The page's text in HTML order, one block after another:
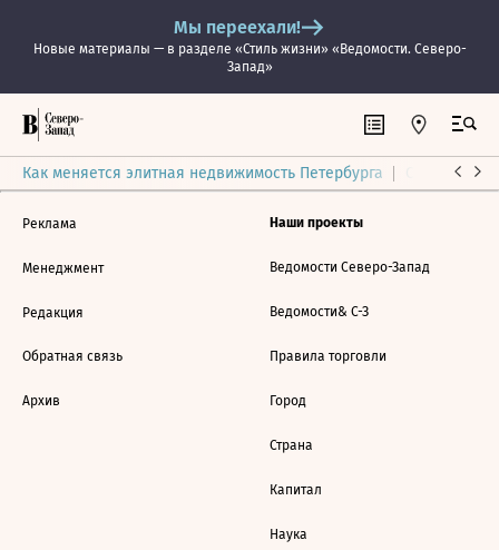
Мы переехали!
Новые материалы — в разделе «Стиль жизни» «Ведомости. Северо-
Запад»
Как меняется элитная недвижимость Петербурга Ситуация
Реклама
Менеджмент
Редакция
Обратная связь
Архив
Наши проекты
Ведомости Северо-Запад
Ведомости& С-З
Правила торговли
Город
Страна
Капитал
Наука